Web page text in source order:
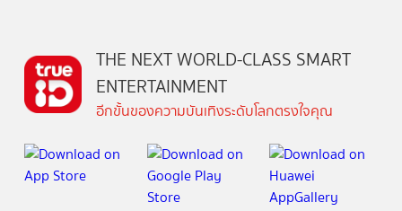
THE NEXT WORLD-CLASS SMART
ENTERTAINMENT
อีกขั้นของความบันเทิงระดับโลกตรงใจคุณ